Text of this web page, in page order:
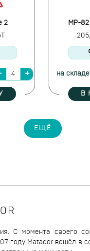
2
MP-82
на
В
ЕЩЁ
С момента своего
году Matador вошёл в